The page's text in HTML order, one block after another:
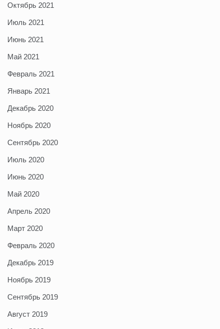
Октябрь 2021
Июль 2021
Июнь 2021
Май 2021
Февраль 2021
Январь 2021
Декабрь 2020
Ноябрь 2020
Сентябрь 2020
Июль 2020
Июнь 2020
Май 2020
Апрель 2020
Март 2020
Февраль 2020
Декабрь 2019
Ноябрь 2019
Сентябрь 2019
Август 2019